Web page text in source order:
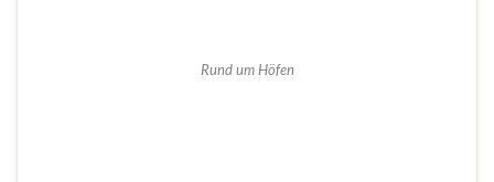
Rund um Höfen